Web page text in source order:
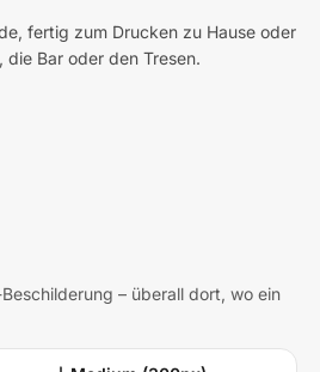
fertig zum Drucken zu Hause oder
die Bar oder den Tresen.
– überall dort, wo ein